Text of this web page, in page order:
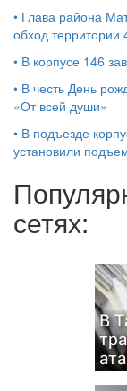
• Глава района
обход территории
• В корпусе 146
• В честь День
«От всей души»
• В подъезде
установили
сетях:
В